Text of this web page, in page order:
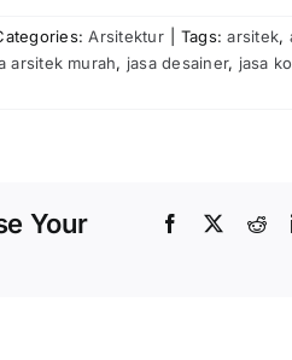
Arsitektur Tags:arsitek,
arsitek murah, jasa desainer, jasa
Your
Facebook